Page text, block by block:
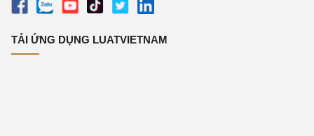
TẢI ỨNG DỤNG LUATVIETNAM